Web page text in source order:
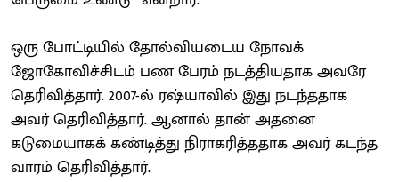
ஒரு போட்டியில் தோல்வியடைய நோவக்
ஜோகோவிச்சிடம் பண பேரம் நடத்தியதாக அவரே
தெரிவித்தார். 2007-ல் ரஷ்யாவில் இது நடந்ததாக
அவர் தெரிவித்தார். ஆனால் தான் அதனை
கடுமையாகக் கண்டித்து நிராகரித்ததாக அவர் கடந்த
வாரம் தெரிவித்தார்.